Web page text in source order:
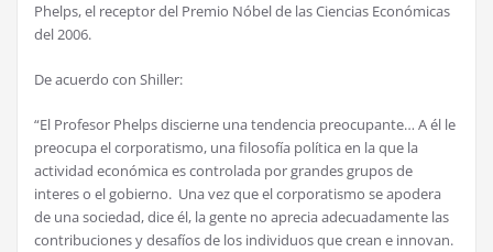
Phelps, el receptor del Premio Nóbel de las Ciencias Económicas
del 2006.
De acuerdo con Shiller:
“El Profesor Phelps discierne una tendencia preocupante… A él le
preocupa el corporatismo, una filosofía política en la que la
actividad económica es controlada por grandes grupos de
interes o el gobierno. Una vez que el corporatismo se apodera
de una sociedad, dice él, la gente no aprecia adecuadamente las
contribuciones y desafíos de los individuos que crean e innovan.